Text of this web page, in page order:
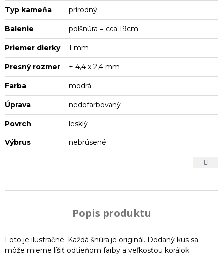
Typ kameňa prírodný
Balenie polšnúra = cca 19cm
Priemer dierky 1 mm
Presný rozmer ± 4,4 x 2,4 mm
Farba modrá
Úprava nedofarbovaný
Povrch lesklý
Výbrus nebrúsené
Popis produktu
Foto je ilustračné. Každá šnúra je originál. Dodaný kus sa
môže mierne líšiť odtieňom farby a veľkosťou korálok.